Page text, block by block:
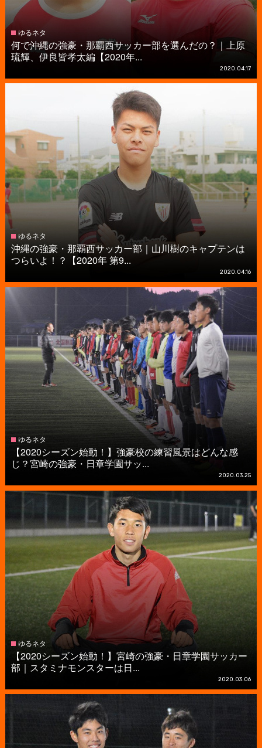
ゆるネタ
何で沖縄の強豪・那覇西サッカー部を選んだの？｜上原
琉輝、伊良皆孝太編【2020年...
2020.04.17
ゆるネタ
沖縄の強豪・那覇西サッカー部｜山川樹のキャプテンは
つらいよ！？【2020年 第9...
2020.04.16
ゆるネタ
【2020シーズン始動！】強豪校の練習風景はどんな感
じ？宮崎の強豪・日章学園サッ...
2020.03.25
ゆるネタ
【2020シーズン始動！】宮崎の強豪・日章学園サッカー
部｜スタミナモンスターは日...
2020.03.06